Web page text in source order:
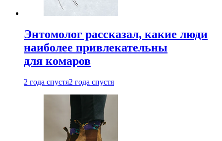
Энтомолог рассказал, какие люди
наиболее привлекательны
для комаров
2 года спустя2 года спустя